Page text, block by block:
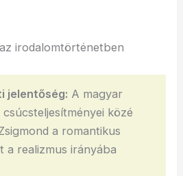
irodalomtörténetben
jelentőség: A magyar
közé
a romantikus
a realizmus irányába